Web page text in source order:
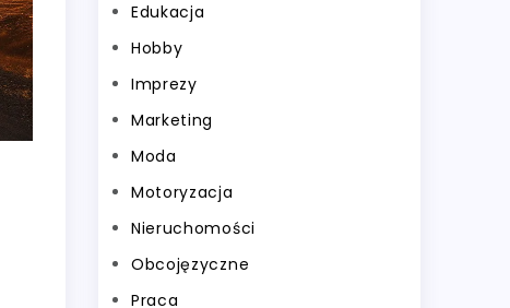
Edukacja
Hobby
Imprezy
Marketing
Moda
Motoryzacja
Nieruchomości
Obcojęzyczne
Praca